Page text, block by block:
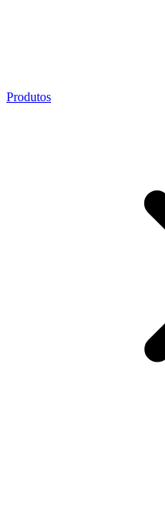
Produtos